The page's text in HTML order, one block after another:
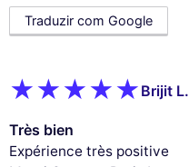
Traduzir com Google
Brijit L.
Très bien
Expérience très positive